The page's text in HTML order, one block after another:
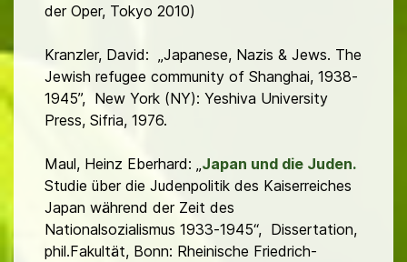
der Oper, Tokyo 2010)
Kranzler, David: „Japanese, Nazis & Jews. The
Jewish refugee community of Shanghai, 1938-
1945”, New York (NY): Yeshiva University
Press, Sifria, 1976.
Maul, Heinz Eberhard: „Japan und die Juden.
Studie über die Judenpolitik des Kaiserreiches
Japan während der Zeit des
Nationalsozialismus 1933-1945“, Dissertation,
phil.Fakultät, Bonn: Rheinische Friedrich-